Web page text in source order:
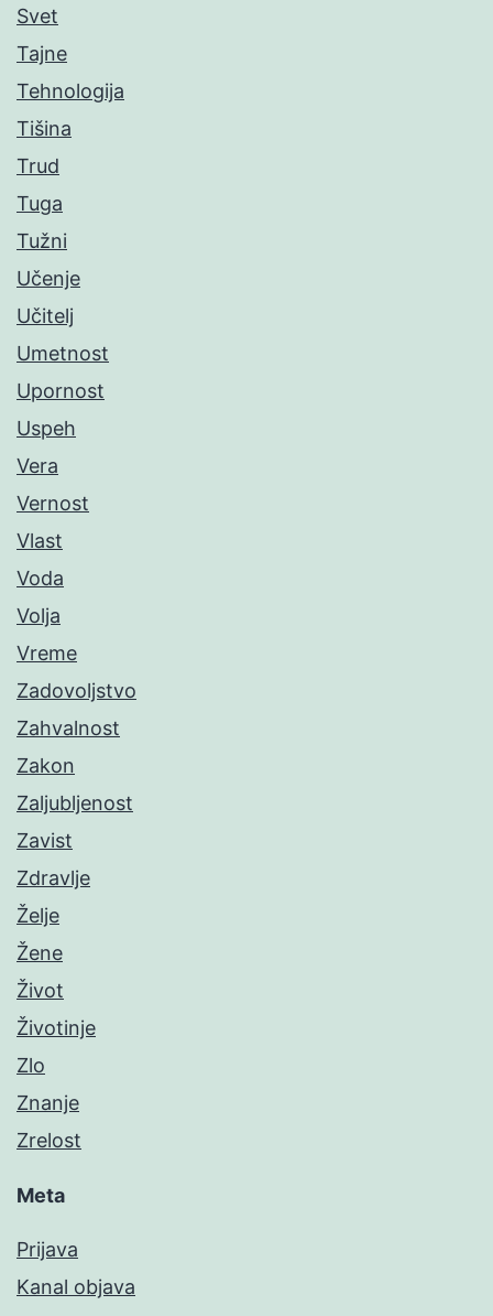
Svet
Tajne
Tehnologija
Tišina
Trud
Tuga
Tužni
Učenje
Učitelj
Umetnost
Upornost
Uspeh
Vera
Vernost
Vlast
Voda
Volja
Vreme
Zadovoljstvo
Zahvalnost
Zakon
Zaljubljenost
Zavist
Zdravlje
Želje
Žene
Život
Životinje
Zlo
Znanje
Zrelost
Meta
Prijava
Kanal objava